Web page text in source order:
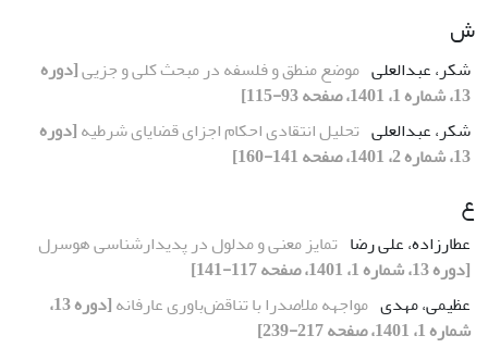
ش
شکر، عبدالعلی موضع منطق و فلسفه در مبحث کلی و جزیی[دوره
13، شماره 1، 1401، صفحه 93-115]
شکر، عبدالعلی تحلیل انتقادی احکام اجزای قضایای شرطیه[دوره
13، شماره 2، 1401، صفحه 141-160]
ع
عطارزاده، علی رضا تمایز معنی و مدلول در پدیدارشناسی هوسرل
[دوره 13، شماره 1، 1401، صفحه 117-141]
عظیمی، مهدی مواجهه ملاصدرا با تناقض‌باوری عارفانه
[دوره 13،
شماره 1، 1401، صفحه 217-239]